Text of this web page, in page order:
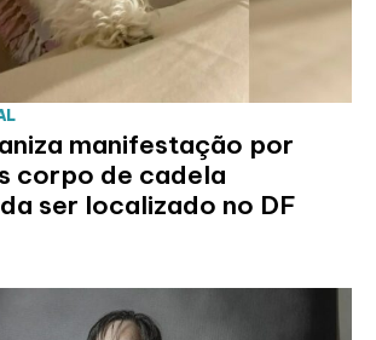
manifestação por
corpo de cadela
ser localizado no DF